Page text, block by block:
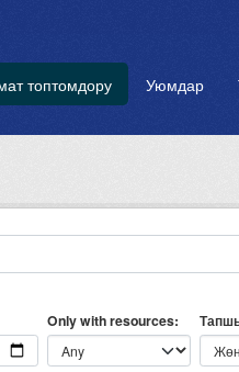
топтомдору Уюмдар
Only with resources